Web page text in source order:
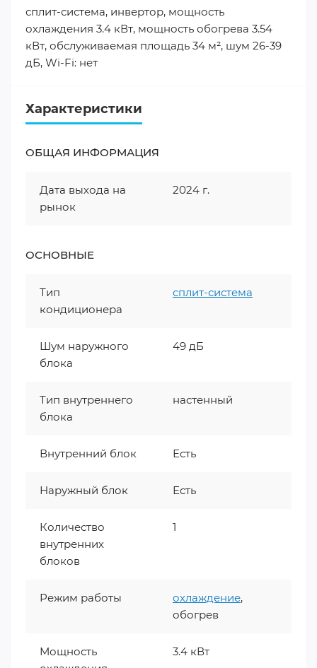
сплит-система, инвертор, мощность
охлаждения 3.4 кВт, мощность обогрева 3.54
кВт, обслуживаемая площадь 34 м², шум 26-39
дБ, Wi-Fi: нет
Характеристики
ОБЩАЯ ИНФОРМАЦИЯ
Дата выхода на
рынок
2024 г.
ОСНОВНЫЕ
Тип
кондиционера
сплит-система
Шум наружного
блока
49 дБ
Тип внутреннего
блока
настенный
Внутренний блок Есть
Наружный блок Есть
Количество
внутренних
блоков
1
Режим работы охлаждение,
обогрев
Мощность
3.4 кВт